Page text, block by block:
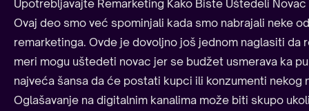
Upotrebljavajte Remarketing Kako Biste Uštedeli Novac
Ovaj deo smo već spominjali kada smo nabrajali neke
remarketinga. Ovde je dovoljno još jednom naglasiti da
meri mogu uštedeti novac jer se budžet usmerava ka
najveća šansa da će postati kupci ili konzumenti nekog
Oglašavanje na digitalnim kanalima može biti skupo